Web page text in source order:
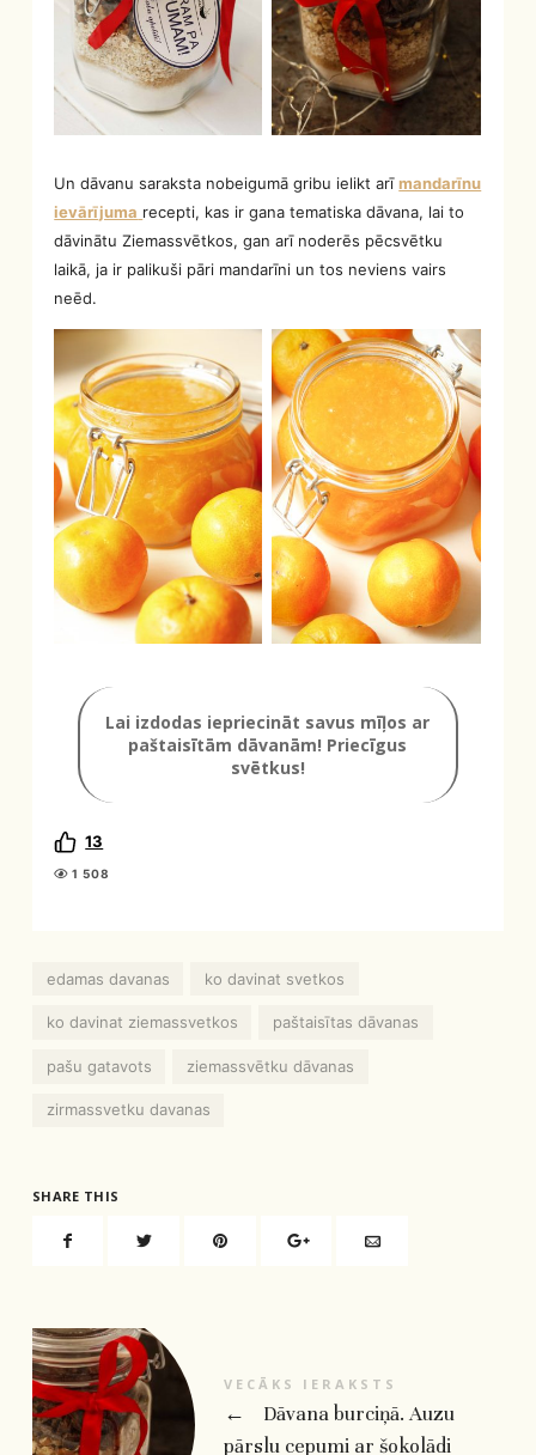
Un dāvanu saraksta nobeigumā gribu ielikt arīmandarīnu
ievārījuma recepti, kas ir gana tematiska dāvana, lai to
dāvinātu Ziemassvētkos, gan arī noderēs pēcsvētku
laikā, ja ir palikuši pāri mandarīni un tos neviens vairs
neēd.
Lai izdodas iepriecināt savus mīļos ar
paštaisītām dāvanām! Priecīgus
svētkus!
13
1 508
edamas davanas ko davinat svetkos
ko davinat ziemassvetkos paštaisītas dāvanas
pašu gatavots ziemassvētku dāvanas
zirmassvetku davanas
SHARE THIS
VECĀKS IERAKSTS
←
Dāvana burciņā. Auzu
pārslu cepumi ar šokolādi